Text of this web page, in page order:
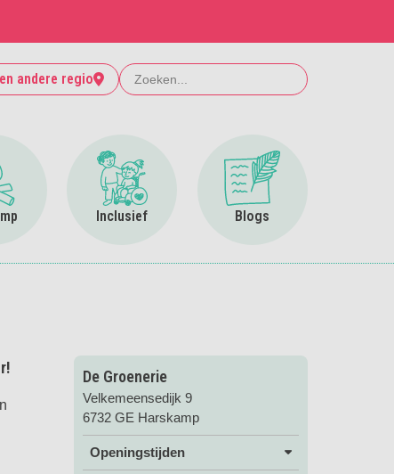
andere regio Zoeken
naar Op kamp
Inclusief
Ga naar Inclusief
Blogs
Ga naar Blogs
De Groenerie
Velkemeensedijk 9
6732 GE Harskamp
Openingstijden